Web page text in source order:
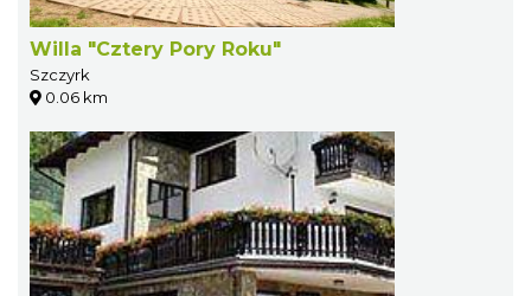
Willa "Cztery Pory Roku"
Szczyrk
0.06 km